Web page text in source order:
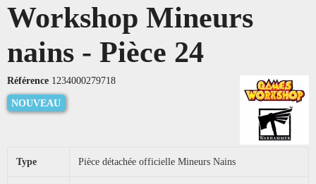
Workshop Mineurs
nains - Pièce 24
Référence 1234000279718
NOUVEAU
Type Pièce détachée officielle Mineurs Nains